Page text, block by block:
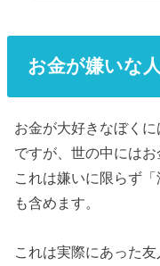
お金が嫌いな
お金が大好きなぼく
ですが、世の中にはお
これは嫌いに限らず
も含めます。
これは実際にあった友